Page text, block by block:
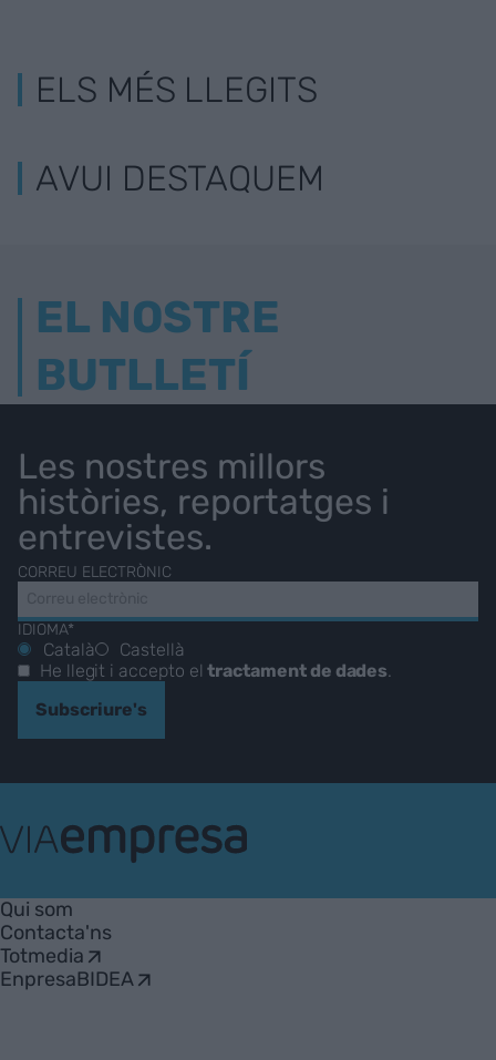
ELS MÉS LLEGITS
AVUI DESTAQUEM
EL NOSTRE
BUTLLETÍ
Les nostres millors
històries, reportatges i
entrevistes.
CORREU ELECTRÒNIC
IDIOMA*
Català
Castellà
He llegit i accepto eltractament de dades.
Subscriure's
Empresa
Qui som
Contacta'ns
Totmedia
EnpresaBIDEA